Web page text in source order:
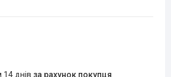
14 днів за рахунок покупця